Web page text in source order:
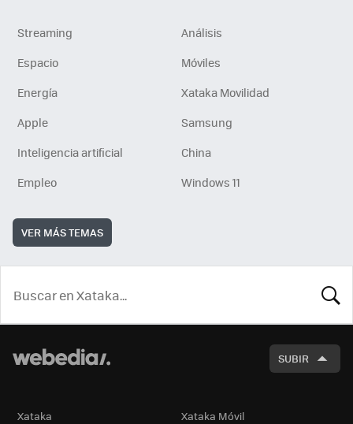
Streaming
Análisis
Espacio
Móviles
Energía
Xataka Movilidad
Apple
Samsung
Inteligencia artificial
China
Empleo
Windows 11
VER MÁS TEMAS
SUBIR
Xataka Xataka Móvil